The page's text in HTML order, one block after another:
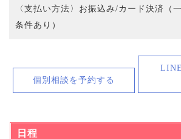
〈支払い方法〉お振込み/カード決済（
条件あり）
個別相談を予約する
日程